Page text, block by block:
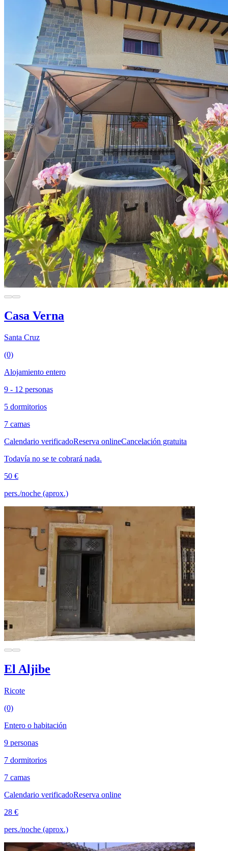
Casa Verna
Santa Cruz
(0)
Alojamiento entero
9 - 12 personas
5 dormitorios
7 camas
Calendario verificadoReserva onlineCancelación gratuita
Todavía no se te cobrará nada.
50 €
pers./noche (aprox.)
El Aljibe
Ricote
(0)
Entero o habitación
9 personas
7 dormitorios
7 camas
Calendario verificadoReserva online
28 €
pers./noche (aprox.)